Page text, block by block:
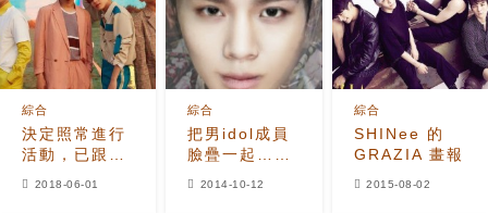
決定照常進行
活動，已跟
綜合
2018-06-01
把男idol成員
臉疊一起…哪
綜合
2014-10-12
SHINee 的
GRAZIA 畫報
綜合
2015-08-02